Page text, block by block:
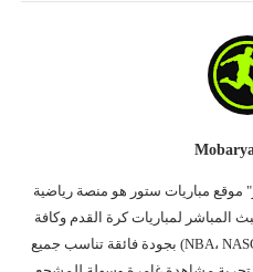
مباريات ستور هو منصة رياضية
المباشر لمباريات كرة القدم وكافة
الأحداث الرياضية الكبرى (NBA، NASCAR، NFL) بجودة فائقة تناسب جميع